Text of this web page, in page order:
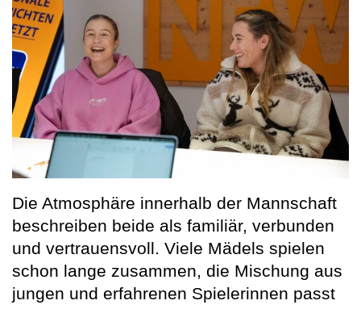
Die Atmosphäre innerhalb der Mannschaft
beschreiben beide als familiär, verbunden
und vertrauensvoll. Viele Mädels spielen
schon lange zusammen, die Mischung aus
jungen und erfahrenen Spielerinnen passt